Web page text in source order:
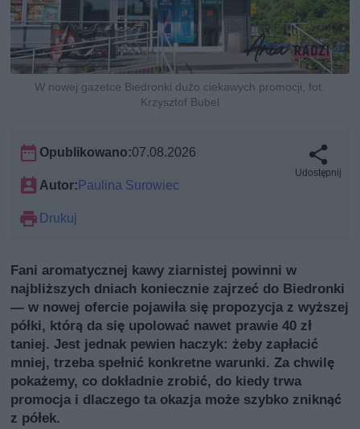
W nowej gazetce Biedronki dużo ciekawych promocji, fot.
Krzysztof Bubel
Opublikowano:07.08.2026
Autor: Paulina Surowiec
Drukuj
Udostępnij
Fani aromatycznej kawy ziarnistej powinni w
najbliższych dniach koniecznie zajrzeć do Biedronki
— w nowej ofercie pojawiła się propozycja z wyższej
półki, którą da się upolować nawet prawie 40 zł
taniej. Jest jednak pewien haczyk: żeby zapłacić
mniej, trzeba spełnić konkretne warunki. Za chwilę
pokażemy, co dokładnie zrobić, do kiedy trwa
promocja i dlaczego ta okazja może szybko zniknąć
z półek.